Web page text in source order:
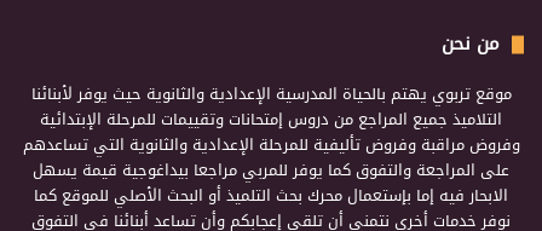
من نحن
موقع تربوي يهتم بالحياة المدرسية الإعدادية والثانوية حيث يوفر لأبنائنا
التلاميذ جميع المراجع من دروس إمتحانات وتقييمات للمرحلة الإبتدائية
وفروض مراقبة وفروض تأليفية للمرحلة الإعدادية والثانوية التي تساعدهم
على المراجعة والتفوق كما يوفر للمربي مراجعا بيداغوجية قيمة يسهل
الابحار فيه إما بإستعمال محرك بحث التلميذ أو البحث الأصلي للموقع كما
نوفر خدمات أخرى نتمنى أن تلقى إعجابكم وأن تساعد أبنائنا في التفوق